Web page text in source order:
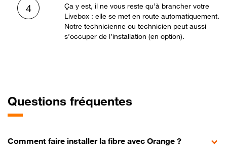
4
Ça y est, il ne vous reste qu’à brancher votre
Livebox : elle se met en route automatiquement.
Notre technicienne ou technicien peut aussi
s’occuper de l’installation (en option).
Questions fréquentes
Comment faire installer la fibre avec Orange ?